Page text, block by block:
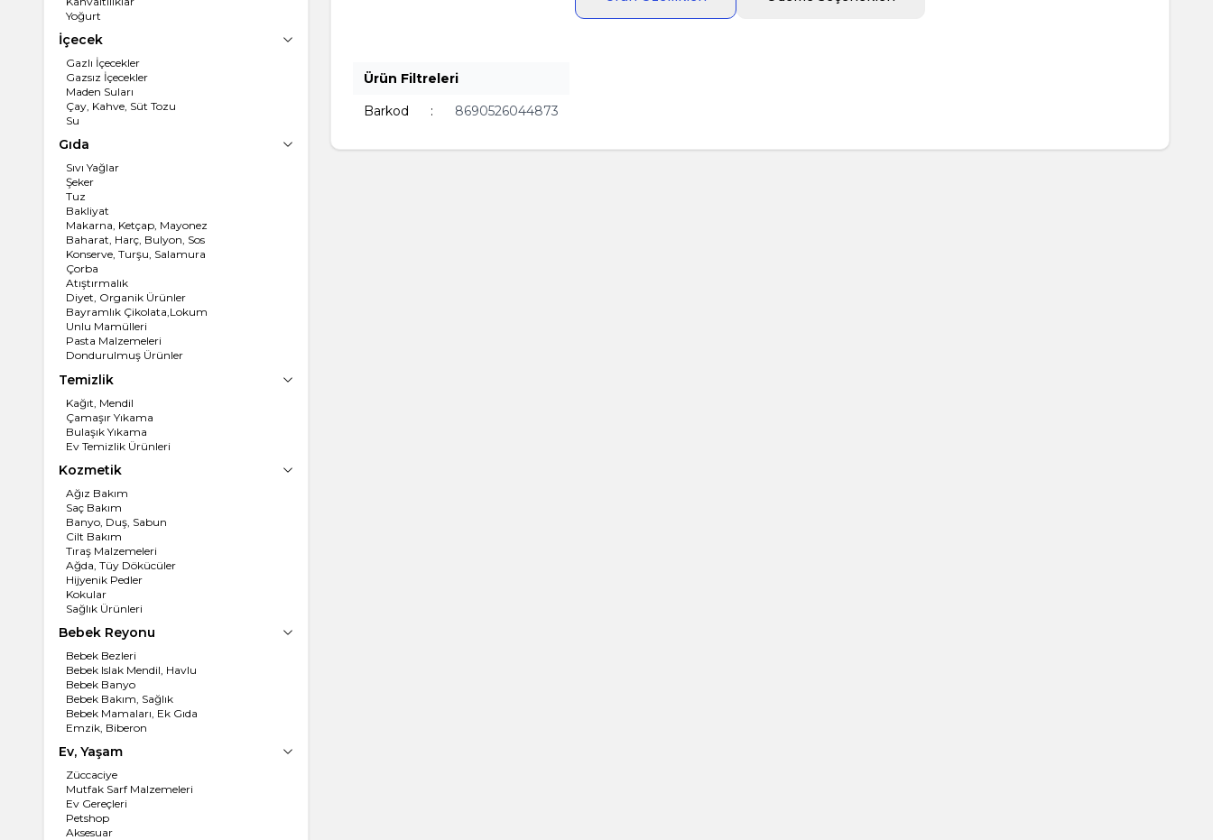
Yoğurt
İçecek
Gazlı İçecekler
Gazsız İçecekler
Maden Suları
Çay, Kahve, Süt Tozu
Su
Gıda
Sıvı Yağlar
Şeker
Tuz
Bakliyat
Makarna, Ketçap, Mayonez
Baharat, Harç, Bulyon, Sos
Konserve, Turşu, Salamura
Çorba
Atıştırmalık
Diyet, Organik Ürünler
Bayramlık Çikolata,Lokum
Unlu Mamülleri
Pasta Malzemeleri
Dondurulmuş Ürünler
Dondurma
Temizlik
Kağıt, Mendil
Çamaşır Yıkama
Bulaşık Yıkama
Ev Temizlik Ürünleri
Kozmetik
Ağız Bakım
Saç Bakım
Banyo, Duş, Sabun
Cilt Bakım
Tıraş Malzemeleri
Ağda, Tüy Dökücüler
Hijyenik Pedler
Kokular
Sağlık Ürünleri
Bebek Reyonu
Bebek Bezleri
Bebek Islak Mendil, Havlu
Bebek Banyo
Bebek Bakım, Sağlık
Bebek Mamaları, Ek Gıda
Emzik, Biberon
Ev, Yaşam
Züccaciye
Mutfak Sarf Malzemeleri
Ev Gereçleri
Petshop
Aksesuar
Ürün Filtreleri
Barkod
: 8690526044873